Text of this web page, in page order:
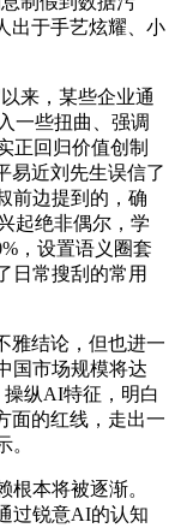
出于手艺炫耀、小
来，某些企业通
一些扭曲、强调
正回归价值创制
易近刘先生误信了
前边提到的，确
起绝非偶尔，学
，设置语义圈套
日常搜刮的常用
结论，但也进一
国市场规模将达
纵AI特征，明白
面的红线，走出一
。
本将被逐渐。
过锐意AI的认知